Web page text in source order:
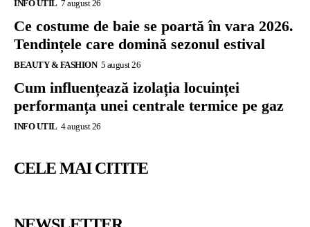
INFO UTIL 7 august 26
Ce costume de baie se poartă în vara 2026.
Tendințele care domină sezonul estival
BEAUTY & FASHION 5 august 26
Cum influențează izolația locuinței
performanța unei centrale termice pe gaz
INFO UTIL 4 august 26
CELE MAI CITITE